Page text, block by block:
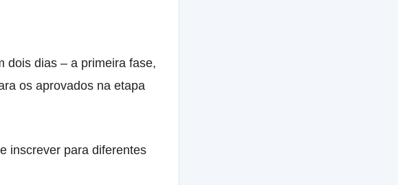
dois dias – a primeira fase,
os aprovados na etapa
inscrever para diferentes